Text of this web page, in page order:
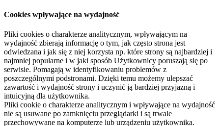
Cookies wpływające na wydajność
Pliki cookies o charakterze analitycznym, wpływającym na
wydajność zbierają informację o tym, jak często strona jest
odwiedzana i jak się z niej korzysta np. które strony są najbardziej i
najmniej popularne i w jaki sposób Użytkownicy poruszają się po
serwisie. Pomagają w identyfikowaniu problemów z
poszczególnymi podstronami. Dzięki temu możemy ulepszać
zawartość i wydajność strony i uczynić ją bardziej przyjazną i
intuicyjną dla użytkownika.
Pliki cookie o charakterze analitycznym i wpływające na wydajność
nie są usuwane po zamknięciu przeglądarki i są trwale
przechowywane na komputerze lub urządzeniu użytkownika.